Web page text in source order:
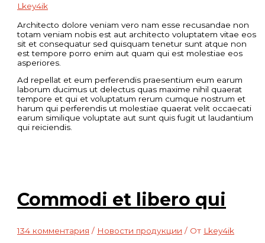
Lkey4ik
Architecto dolore veniam vero nam esse recusandae non
totam veniam nobis est aut architecto voluptatem vitae eos
sit et consequatur sed quisquam tenetur sunt atque non
est tempore porro enim aut quam qui est molestiae eos
asperiores.
Ad repellat et eum perferendis praesentium eum earum
laborum ducimus ut delectus quas maxime nihil quaerat
tempore et qui et voluptatum rerum cumque nostrum et
harum qui perferendis ut molestiae quaerat velit occaecati
earum similique voluptate aut sunt quis fugit ut laudantium
qui reiciendis.
Commodi et libero qui
134 комментария / Новости продукции / От Lkey4ik